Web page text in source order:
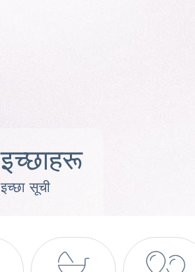
इच्छाहरू
इच्छा सूची